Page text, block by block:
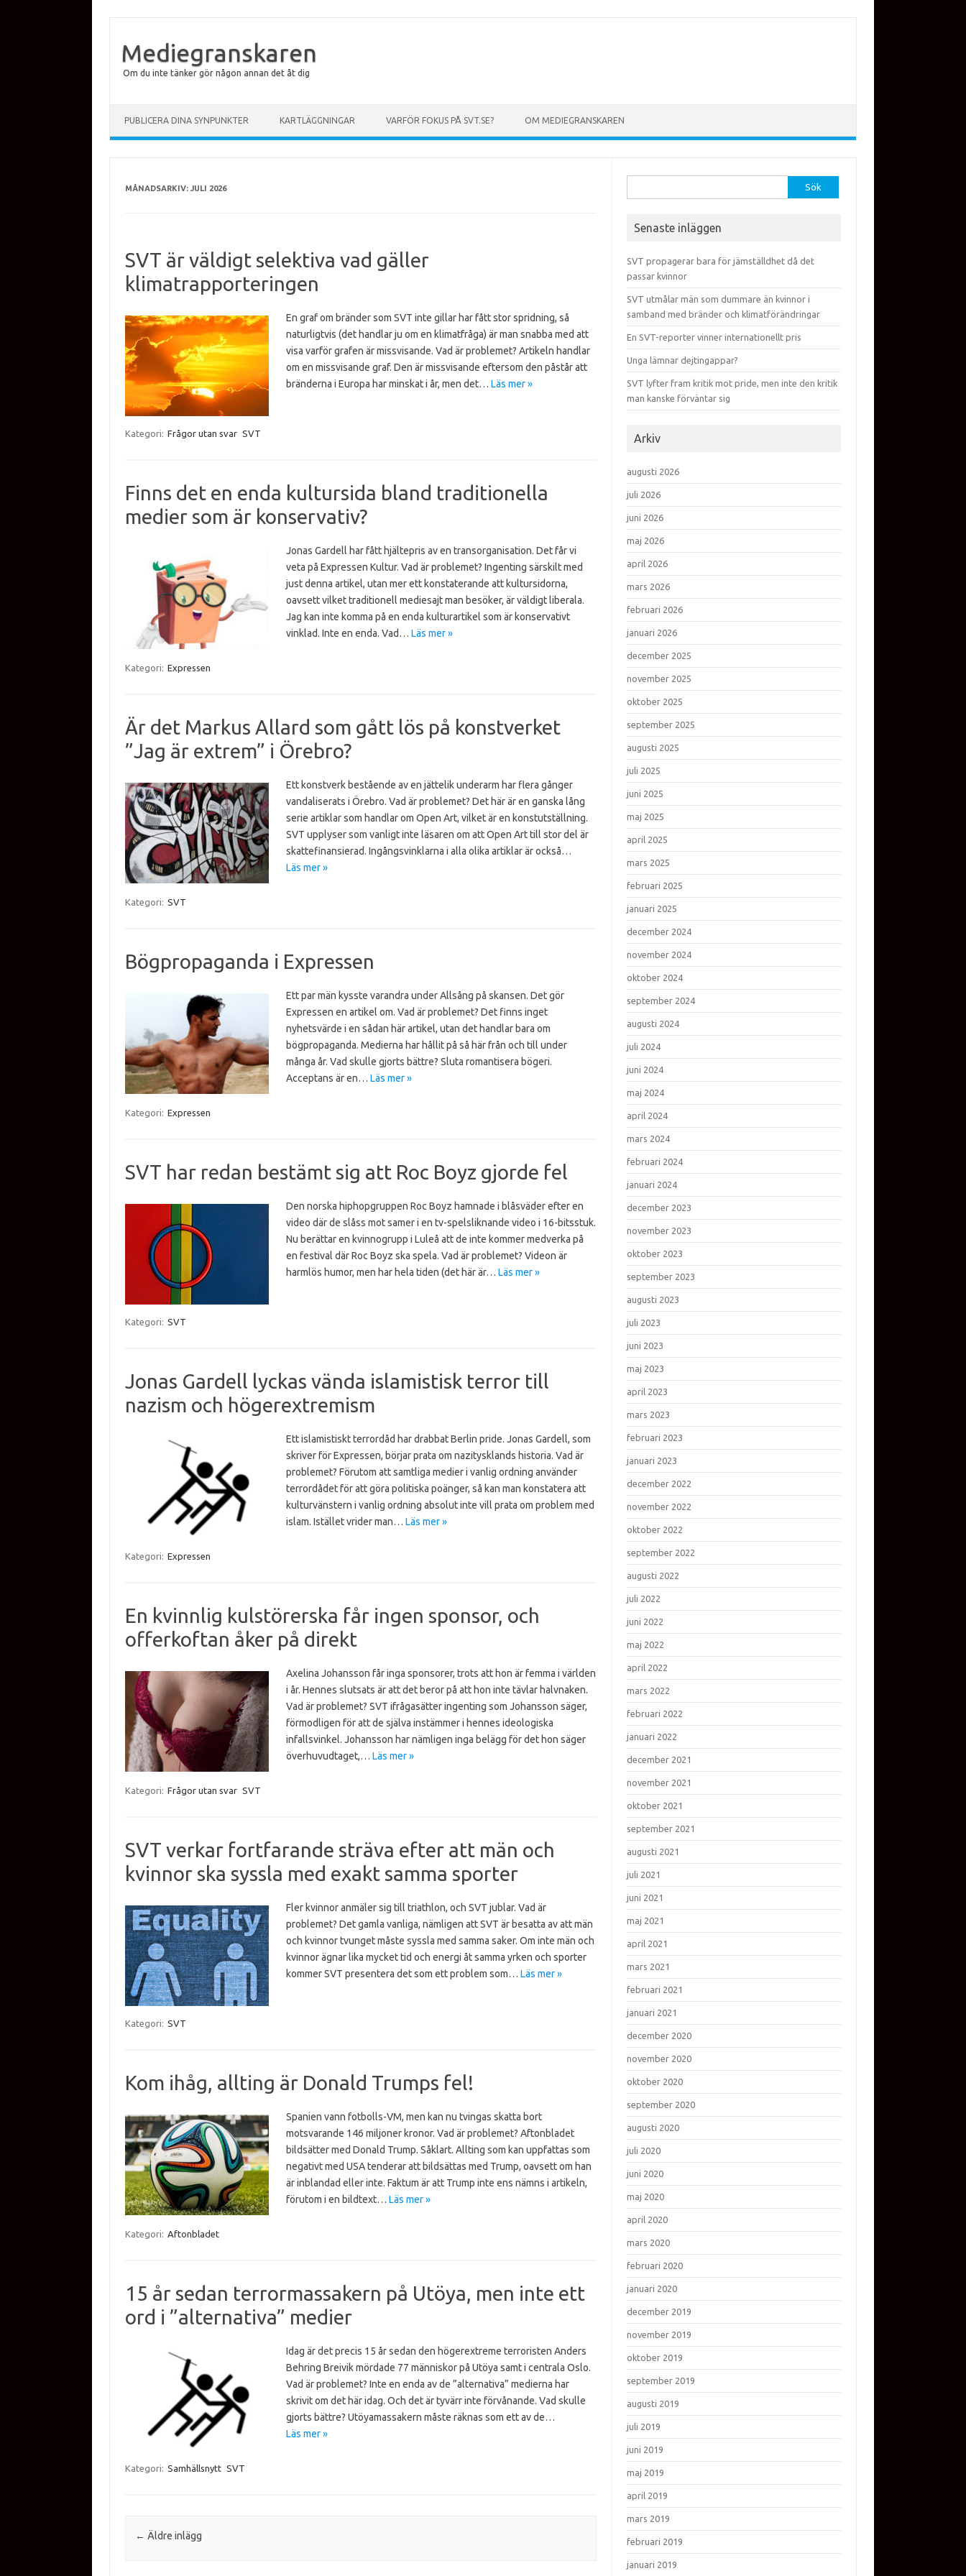
Mediegranskaren
Om du inte tänker gör någon annan det åt dig
PUBLICERA DINA SYNPUNKTER KARTLÄGGNINGAR VARFÖR FOKUS PÅ SVT.SE? OM MEDIEGRANSKAREN
MÅNADSARKIV: JULI 2026
SVT är väldigt selektiva vad gäller
klimatrapporteringen
En graf om bränder som SVT inte gillar har fått stor spridning, så
naturligtvis (det handlar ju om en klimatfråga) är man snabba med att
visa varför grafen är missvisande. Vad är problemet? Artikeln handlar
om en missvisande graf. Den är missvisande eftersom den påstår att
bränderna i Europa har minskat i år, men det… Läs mer »
Kategori: Frågor utan svar SVT
Finns det en enda kultursida bland traditionella
medier som är konservativ?
Jonas Gardell har fått hjältepris av en transorganisation. Det får vi
veta på Expressen Kultur. Vad är problemet? Ingenting särskilt med
just denna artikel, utan mer ett konstaterande att kultursidorna,
oavsett vilket traditionell mediesajt man besöker, är väldigt liberala.
Jag kan inte komma på en enda kulturartikel som är konservativt
vinklad. Inte en enda. Vad… Läs mer »
Kategori: Expressen
Är det Markus Allard som gått lös på konstverket
”Jag är extrem” i Örebro?
Ett konstverk bestående av en jättelik underarm har flera gånger
vandaliserats i Örebro. Vad är problemet? Det här är en ganska lång
serie artiklar som handlar om Open Art, vilket är en konstutställning.
SVT upplyser som vanligt inte läsaren om att Open Art till stor del är
skattefinansierad. Ingångsvinklarna i alla olika artiklar är också…
Läs mer »
Kategori: SVT
Bögpropaganda i Expressen
Ett par män kysste varandra under Allsång på skansen. Det gör
Expressen en artikel om. Vad är problemet? Det finns inget
nyhetsvärde i en sådan här artikel, utan det handlar bara om
bögpropaganda. Medierna har hållit på så här från och till under
många år. Vad skulle gjorts bättre? Sluta romantisera bögeri.
Acceptans är en… Läs mer »
Kategori: Expressen
SVT har redan bestämt sig att Roc Boyz gjorde fel
Den norska hiphopgruppen Roc Boyz hamnade i blåsväder efter en
video där de slåss mot samer i en tv-spelsliknande video i 16-bitsstuk.
Nu berättar en kvinnogrupp i Luleå att de inte kommer medverka på
en festival där Roc Boyz ska spela. Vad är problemet? Videon är
harmlös humor, men har hela tiden (det här är… Läs mer »
Kategori: SVT
Jonas Gardell lyckas vända islamistisk terror till
nazism och högerextremism
Ett islamistiskt terrordåd har drabbat Berlin pride. Jonas Gardell, som
skriver för Expressen, börjar prata om nazitysklands historia. Vad är
problemet? Förutom att samtliga medier i vanlig ordning använder
terrordådet för att göra politiska poänger, så kan man konstatera att
kulturvänstern i vanlig ordning absolut inte vill prata om problem med
islam. Istället vrider man… Läs mer »
Kategori: Expressen
En kvinnlig kulstörerska får ingen sponsor, och
offerkoftan åker på direkt
Axelina Johansson får inga sponsorer, trots att hon är femma i världen
i år. Hennes slutsats är att det beror på att hon inte tävlar halvnaken.
Vad är problemet? SVT ifrågasätter ingenting som Johansson säger,
förmodligen för att de själva instämmer i hennes ideologiska
infallsvinkel. Johansson har nämligen inga belägg för det hon säger
överhuvudtaget,… Läs mer »
Kategori: Frågor utan svar SVT
SVT verkar fortfarande sträva efter att män och
kvinnor ska syssla med exakt samma sporter
Fler kvinnor anmäler sig till triathlon, och SVT jublar. Vad är
problemet? Det gamla vanliga, nämligen att SVT är besatta av att män
och kvinnor tvunget måste syssla med samma saker. Om inte män och
kvinnor ägnar lika mycket tid och energi åt samma yrken och sporter
kommer SVT presentera det som ett problem som… Läs mer »
Kategori: SVT
Kom ihåg, allting är Donald Trumps fel!
Spanien vann fotbolls-VM, men kan nu tvingas skatta bort
motsvarande 146 miljoner kronor. Vad är problemet? Aftonbladet
bildsätter med Donald Trump. Såklart. Allting som kan uppfattas som
negativt med USA tenderar att bildsättas med Trump, oavsett om han
är inblandad eller inte. Faktum är att Trump inte ens nämns i artikeln,
förutom i en bildtext… Läs mer »
Kategori: Aftonbladet
15 år sedan terrormassakern på Utöya, men inte ett
ord i ”alternativa” medier
Idag är det precis 15 år sedan den högerextreme terroristen Anders
Behring Breivik mördade 77 människor på Utöya samt i centrala Oslo.
Vad är problemet? Inte en enda av de ”alternativa” medierna har
skrivit om det här idag. Och det är tyvärr inte förvånande. Vad skulle
gjorts bättre? Utöyamassakern måste räknas som ett av de…
Läs mer »
Kategori: Samhällsnytt SVT
Inläggsnavigering
← Äldre inlägg
Senaste inläggen
SVT propagerar bara för jämställdhet då det
passar kvinnor
SVT utmålar män som dummare än kvinnor i
samband med bränder och klimatförändringar
En SVT-reporter vinner internationellt pris
Unga lämnar dejtingappar?
SVT lyfter fram kritik mot pride, men inte den kritik
man kanske förväntar sig
Arkiv
augusti 2026
juli 2026
juni 2026
maj 2026
april 2026
mars 2026
februari 2026
januari 2026
december 2025
november 2025
oktober 2025
september 2025
augusti 2025
juli 2025
juni 2025
maj 2025
april 2025
mars 2025
februari 2025
januari 2025
december 2024
november 2024
oktober 2024
september 2024
augusti 2024
juli 2024
juni 2024
maj 2024
april 2024
mars 2024
februari 2024
januari 2024
december 2023
november 2023
oktober 2023
september 2023
augusti 2023
juli 2023
juni 2023
maj 2023
april 2023
mars 2023
februari 2023
januari 2023
december 2022
november 2022
oktober 2022
september 2022
augusti 2022
juli 2022
juni 2022
maj 2022
april 2022
mars 2022
februari 2022
januari 2022
december 2021
november 2021
oktober 2021
september 2021
augusti 2021
juli 2021
juni 2021
maj 2021
april 2021
mars 2021
februari 2021
januari 2021
december 2020
november 2020
oktober 2020
september 2020
augusti 2020
juli 2020
juni 2020
maj 2020
april 2020
mars 2020
februari 2020
januari 2020
december 2019
november 2019
oktober 2019
september 2019
augusti 2019
juli 2019
juni 2019
maj 2019
april 2019
mars 2019
februari 2019
januari 2019